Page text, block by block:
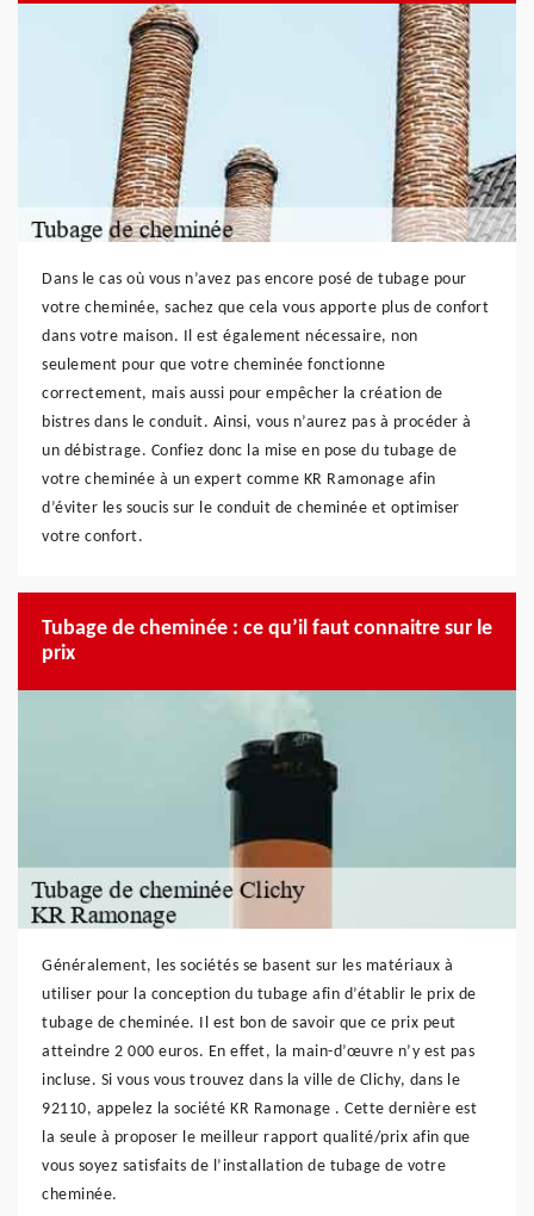
Dans le cas où vous n’avez pas encore posé de tubage pour
votre cheminée, sachez que cela vous apporte plus de confort
dans votre maison. Il est également nécessaire, non
seulement pour que votre cheminée fonctionne
correctement, mais aussi pour empêcher la création de
bistres dans le conduit. Ainsi, vous n’aurez pas à procéder à
un débistrage. Confiez donc la mise en pose du tubage de
votre cheminée à un expert comme KR Ramonage afin
d’éviter les soucis sur le conduit de cheminée et optimiser
votre confort.
Tubage de cheminée : ce qu’il faut connaitre sur le
prix
Généralement, les sociétés se basent sur les matériaux à
utiliser pour la conception du tubage afin d’établir le prix de
tubage de cheminée. Il est bon de savoir que ce prix peut
atteindre 2 000 euros. En effet, la main-d’œuvre n’y est pas
incluse. Si vous vous trouvez dans la ville de Clichy, dans le
92110, appelez la société KR Ramonage . Cette dernière est
la seule à proposer le meilleur rapport qualité/prix afin que
vous soyez satisfaits de l’installation de tubage de votre
cheminée.